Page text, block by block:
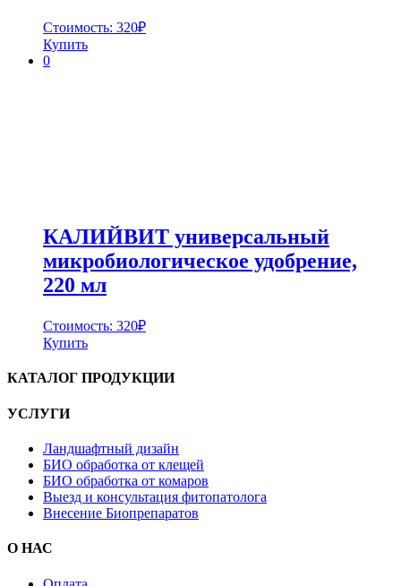
Стоимость: 320₽
Купить
0
КАЛИЙВИТ универсальный
микробиологическое удобрение,
220 мл
Стоимость: 320₽
Купить
КАТАЛОГ ПРОДУКЦИИ
УСЛУГИ
Ландшафтный дизайн
БИО обработка от клещей
БИО обработка от комаров
Выезд и консультация фитопатолога
Внесение Биопрепаратов
О НАС